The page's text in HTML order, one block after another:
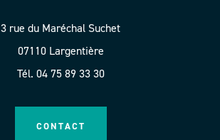
3 rue du Maréchal Suchet
07110 Largentière
Tél. 04 75 89 33 30
CONTACT